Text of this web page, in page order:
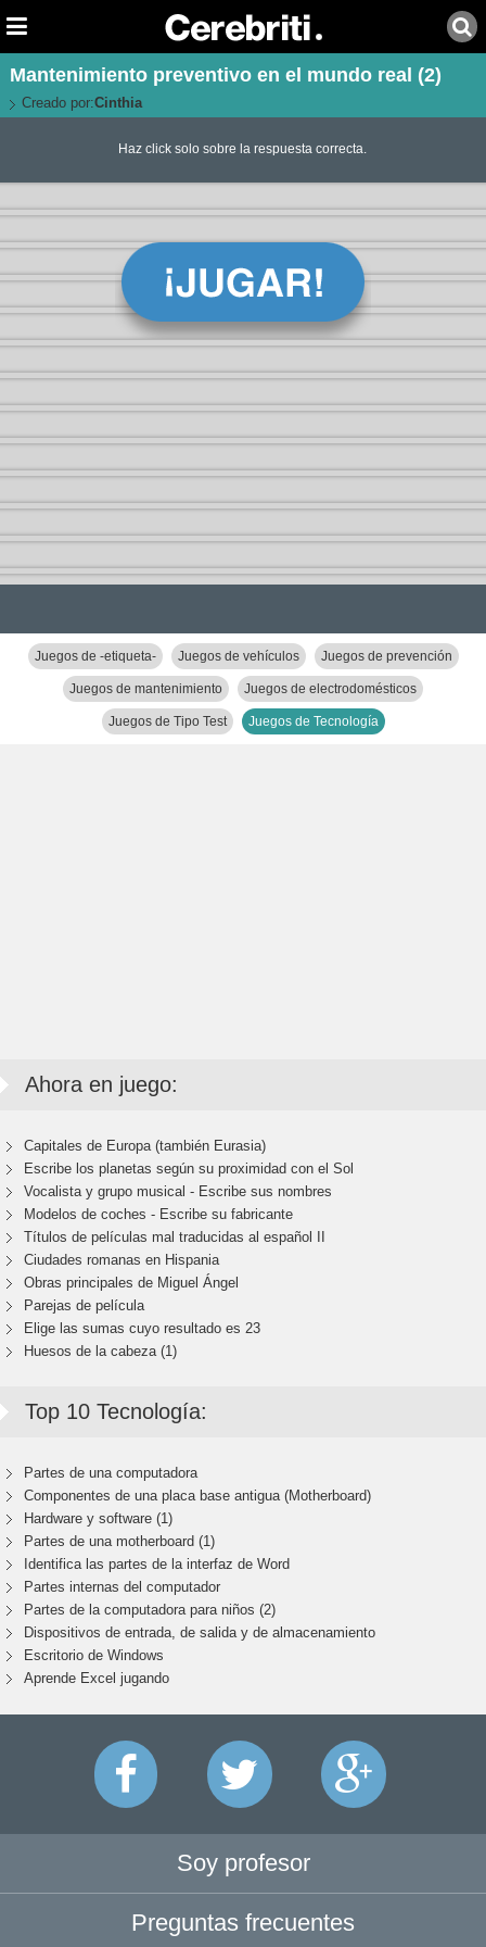
Mantenimiento preventivo en el mundo real (2)
Creado por:Cinthia
Haz click solo sobre la respuesta correcta.
Juegos de -etiqueta- Juegos de vehículos Juegos de prevención
Juegos de mantenimiento Juegos de electrodomésticos
Juegos de Tipo Test Juegos de Tecnología
Ahora en juego:
Capitales de Europa (también Eurasia)
Escribe los planetas según su proximidad con el Sol
Vocalista y grupo musical - Escribe sus nombres
Modelos de coches - Escribe su fabricante
Títulos de películas mal traducidas al español II
Ciudades romanas en Hispania
Obras principales de Miguel Ángel
Parejas de película
Elige las sumas cuyo resultado es 23
Huesos de la cabeza (1)
Top 10 Tecnología:
Partes de una computadora
Componentes de una placa base antigua (Motherboard)
Hardware y software (1)
Partes de una motherboard (1)
Identifica las partes de la interfaz de Word
Partes internas del computador
Partes de la computadora para niños (2)
Dispositivos de entrada, de salida y de almacenamiento
Escritorio de Windows
Aprende Excel jugando
Soy profesor
Preguntas frecuentes